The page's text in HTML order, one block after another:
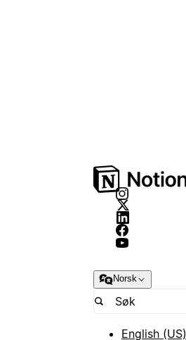
Norsk
English (US)